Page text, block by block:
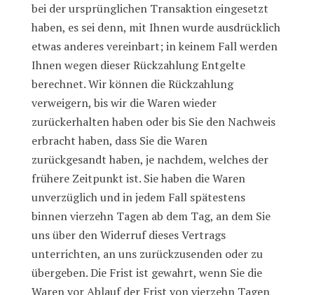
bei der ursprünglichen Transaktion eingesetzt
haben, es sei denn, mit Ihnen wurde ausdrücklich
etwas anderes vereinbart; in keinem Fall werden
Ihnen wegen dieser Rückzahlung Entgelte
berechnet. Wir können die Rückzahlung
verweigern, bis wir die Waren wieder
zurückerhalten haben oder bis Sie den Nachweis
erbracht haben, dass Sie die Waren
zurückgesandt haben, je nachdem, welches der
frühere Zeitpunkt ist. Sie haben die Waren
unverzüglich und in jedem Fall spätestens
binnen vierzehn Tagen ab dem Tag, an dem Sie
uns über den Widerruf dieses Vertrags
unterrichten, an uns zurückzusenden oder zu
übergeben. Die Frist ist gewahrt, wenn Sie die
Waren vor Ablauf der Frist von vierzehn Tagen